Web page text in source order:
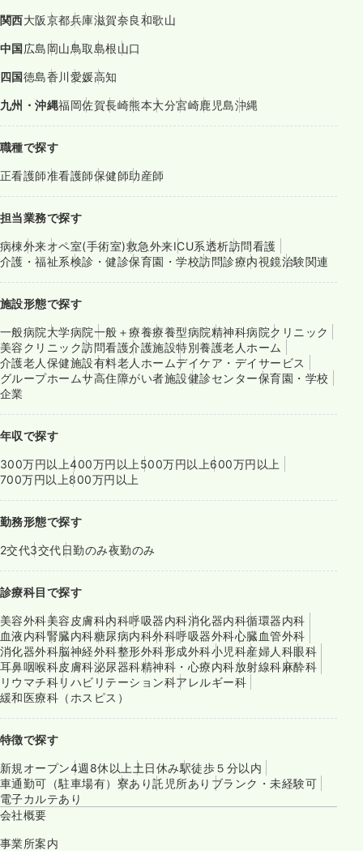
関西大阪京都兵庫滋賀奈良和歌山
中国広島岡山鳥取島根山口
四国徳島香川愛媛高知
九州・沖縄福岡佐賀長崎熊本大分宮崎鹿児島沖縄
職種で探す
正看護師准看護師保健師助産師
担当業務で探す
病棟外来オペ室(手術室)救急外来ICU系透析訪問看護
介護・福祉系検診・健診保育園・学校訪問診療内視鏡治験関連
施設形態で探す
一般病院大学病院一般＋療養療養型病院精神科病院クリニック
美容クリニック訪問看護介護施設特別養護老人ホーム
介護老人保健施設有料老人ホームデイケア・デイサービス
グループホームサ高住障がい者施設健診センター保育園・学校
企業
年収で探す
300万円以上400万円以上 500万円以上600万円以上
700万円以上800万円以上
勤務形態で探す
2交代3交代日勤のみ夜勤のみ
診療科目で探す
美容外科美容皮膚科内科呼吸器内科消化器内科循環器内科
血液内科腎臓内科糖尿病内科外科呼吸器外科心臓血管外科
消化器外科脳神経外科整形外科形成外科小児科産婦人科眼科
耳鼻咽喉科皮膚科泌尿器科精神科・心療内科放射線科麻酔科
リウマチ科リハビリテーション科アレルギー科
緩和医療科（ホスピス）
特徴で探す
新規オープン4週8休以上 土日休み駅徒歩５分以内
車通勤可（駐車場有） 寮あり託児所あり ブランク・未経験可
電子カルテあり
会社概要
事業所案内